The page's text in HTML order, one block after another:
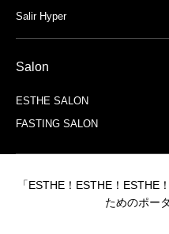
Salir Hyper
Salon
ESTHE SALON
FASTING SALON
「ESTHE！ESTHE！
ためのポー